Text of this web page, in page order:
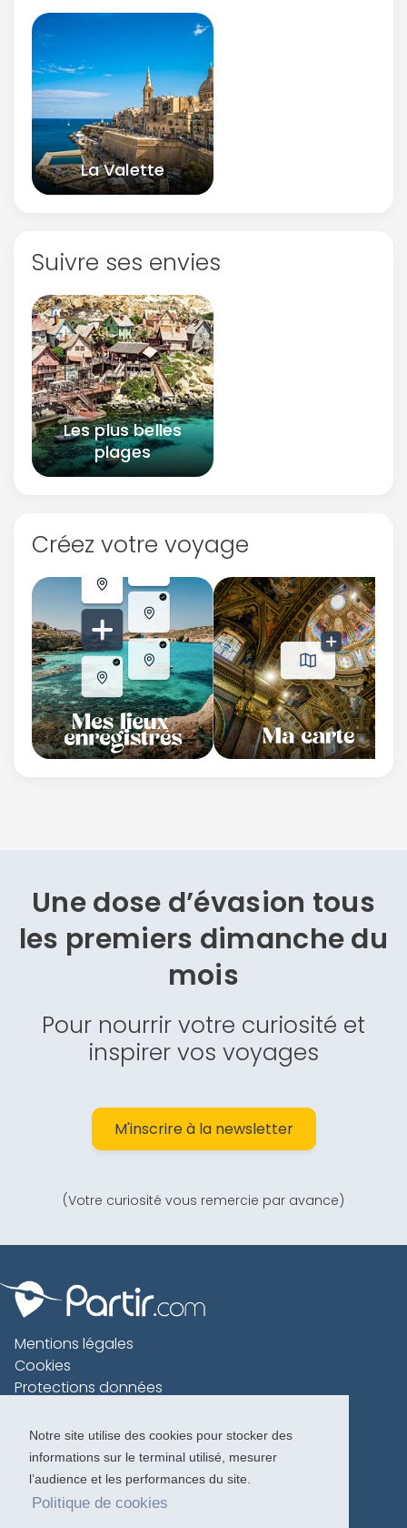
Notre site utilise des cookies pour stocker des
informations sur le terminal utilisé, mesurer
l’audience et les performances du site.
Politique de cookies
La Valette
Suivre ses envies
Les plus belles
plages
Créez votre voyage
Une dose d’évasion tous
les premiers dimanche du
mois
Pour nourrir votre curiosité et
inspirer vos voyages
M'inscrire à la newsletter
(Votre curiosité vous remercie par avance)
Mentions légales
Cookies
Protections données
Charte voyageur
Copyright 1996-2026